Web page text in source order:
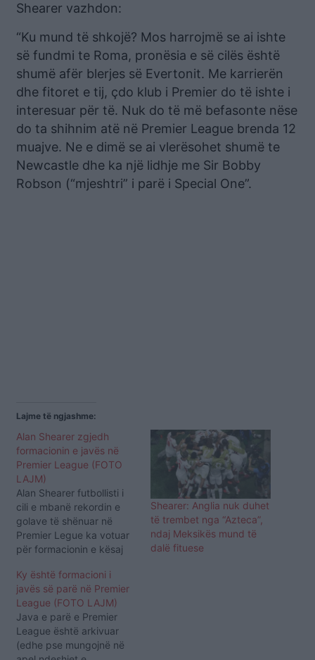
Shearer vazhdon:
“Ku mund të shkojë? Mos harrojmë se ai ishte
së fundmi te Roma, pronësia e së cilës është
shumë afër blerjes së Evertonit. Me karrierën
dhe fitoret e tij, çdo klub i Premier do të ishte i
interesuar për të. Nuk do të më befasonte nëse
do ta shihnim atë në Premier League brenda 12
muajve. Ne e dimë se ai vlerësohet shumë te
Newcastle dhe ka një lidhje me Sir Bobby
Robson (“mjeshtri” i parë i Special One”.
Lajme të ngjashme:
Alan Shearer zgjedh
formacionin e javës në
Premier League (FOTO
LAJM)
Alan Shearer futbollisti i
cili e mbanë rekordin e
golave të shënuar në
Premier Legue ka votuar
për formacionin e kësaj
zgjedhur portierin e
Burnley, Pope si “gardian”
e portës kurse në mbrojtje
wshtw përzgjedhur
katërshja: Aarond, Van
Dijk, Fernandez dhe
Shearer: Anglia nuk duhet
të trembet nga “Azteca”,
ndaj Meksikës mund të
dalë fituese
Ky është formacioni i
javës së parë në Premier
League (FOTO LAJM)
Java e parë e Premier
League është arkivuar
(edhe pse mungojnë në